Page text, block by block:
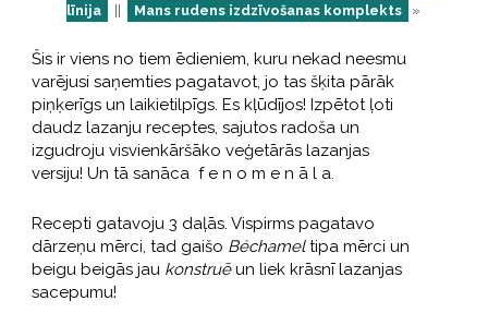
līnija
Mans rudens izdzīvošanas komplekts »
Šis ir viens no tiem ēdieniem, kuru nekad neesmu
varējusi saņemties pagatavot, jo tas šķita pārāk
piņķerīgs un laikietilpīgs. Es kļūdījos! Izpētot ļoti
daudz lazanju receptes, sajutos radoša un
izgudroju visvienkāršāko veģetārās lazanjas
versiju! Un tā sanāca f e n o m e n ā l a.
Recepti gatavoju 3 daļās. Vispirms pagatavo
dārzeņu mērci, tad gaišo Béchameltipa mērci un
beigu beigās jau konstruēun liek krāsnī lazanjas
sacepumu!